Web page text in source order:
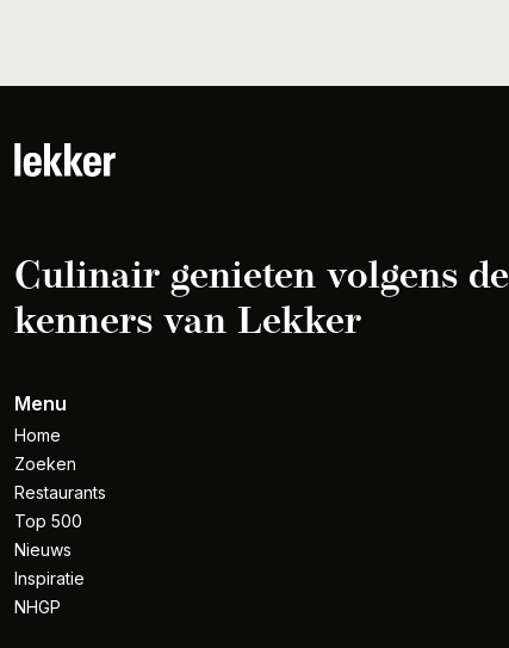
Culinair genieten volgens de
kenners van Lekker
Menu
Home
Zoeken
Restaurants
Top 500
Nieuws
Inspiratie
NHGP